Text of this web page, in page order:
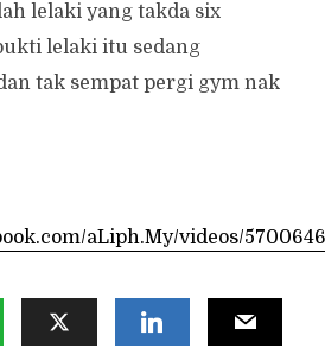
lelaki yang takda six
lelaki itu sedang
tak sempat pergi gym nak
aLiph.My/videos/